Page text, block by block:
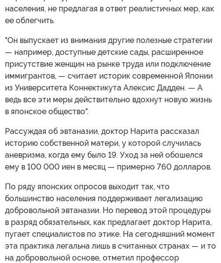
населения, не предлагая в ответ реалистичных мер, как
ее облегчить.
"Он выпускает из внимания другие полезные стратегии
— например, доступные детские сады, расширенное
присутствие женщин на рынке труда или подключение
иммигрантов, — считает историк современной Японии
из Университета Коннектикута Алексис Дадден. — А
ведь все эти меры действительно вдохнут новую жизнь
в японское общество".
Рассуждая об эвтаназии, доктор Нарита рассказал
историю собственной матери, у которой случилась
аневризма, когда ему было 19. Уход за ней обошелся
ему в 100 000 иен в месяц — примерно 760 долларов.
По ряду японских опросов выходит так, что
большинство населения поддерживает легализацию
добровольной эвтаназии. Но перевод этой процедуры
в разряд обязательных, как предлагает доктор Нарита,
пугает специалистов по этике. На сегодняшний момент
эта практика легальна лишь в считанных странах — и то
на добровольной основе, отметил профессор